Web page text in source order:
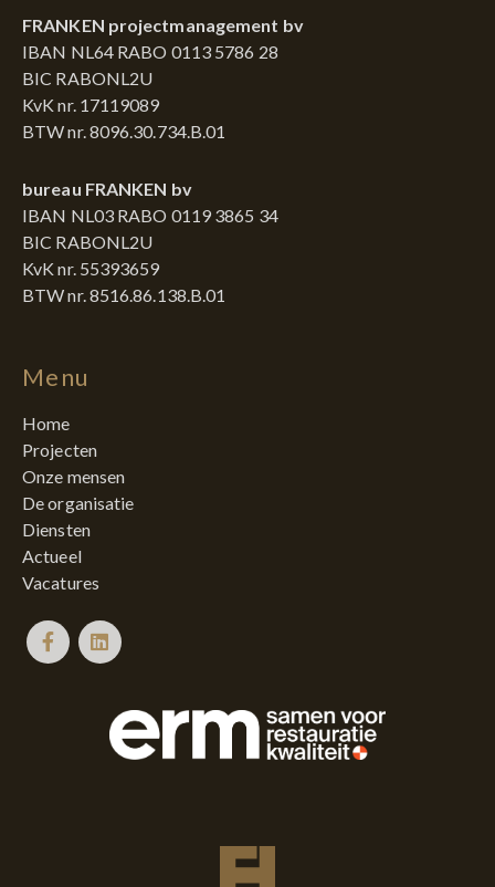
FRANKEN projectmanagement bv
IBAN NL64 RABO 0113 5786 28
BIC RABONL2U
KvK nr. 17119089
BTW nr. 8096.30.734.B.01
bureau FRANKEN bv
IBAN NL03 RABO 0119 3865 34
BIC RABONL2U
KvK nr. 55393659
BTW nr. 8516.86.138.B.01
Menu
Home
Projecten
Onze mensen
De organisatie
Diensten
Actueel
Vacatures